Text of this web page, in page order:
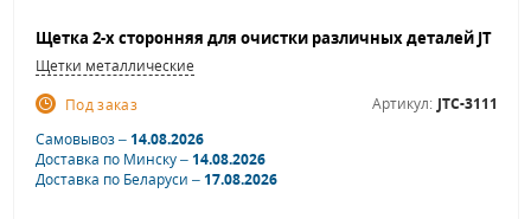
Щетки металлические
Под заказ
Артикул: JTC-3111
Самовывоз –14.08.2026
Доставка по Минску –14.08.2026
Доставка по Беларуси –17.08.2026